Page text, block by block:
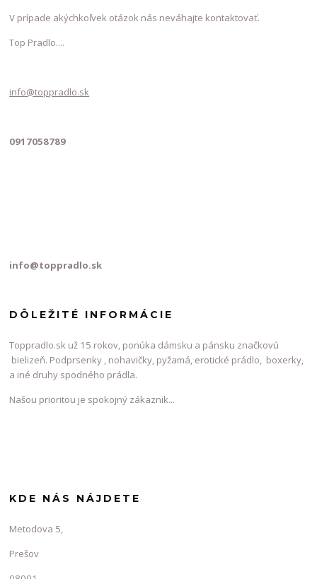
V prípade akýchkoľvek otázok nás neváhajte kontaktovať.
Top Pradlo....
info@toppradlo.sk
0917058789
info@toppradlo.sk
DÔLEŽITÉ INFORMÁCIE
Toppradlo.sk už 15 rokov, ponúka dámsku a pánsku značkovú
bielizeň. Podprsenky , nohavičky, pyžamá, erotické prádlo, boxerky,
a iné druhy spodného prádla.
Našou prioritou je spokojný zákaznik...
KDE NÁS NÁJDETE
Metodova 5,
Prešov